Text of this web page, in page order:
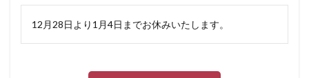
12月28日より1月4日までお休みいたします。